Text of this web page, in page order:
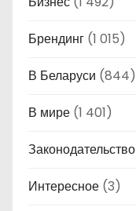
Брендинг (1 015)
В Беларуси (844)
В мире (1 401)
Законодательство
Интересное (3)